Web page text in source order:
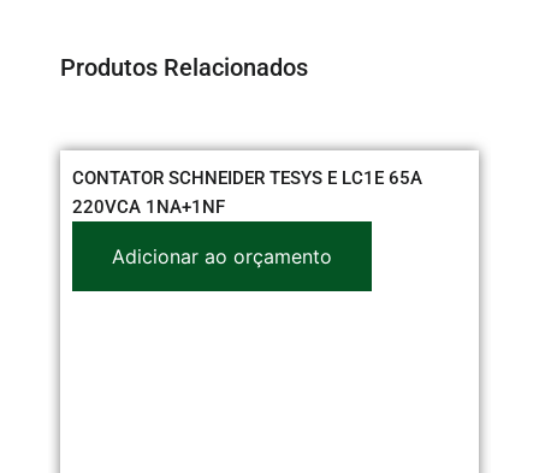
Produtos Relacionados
CONTATOR SCHNEIDER TESYS E LC1E 65A
220VCA 1NA+1NF
Adicionar ao orçamento